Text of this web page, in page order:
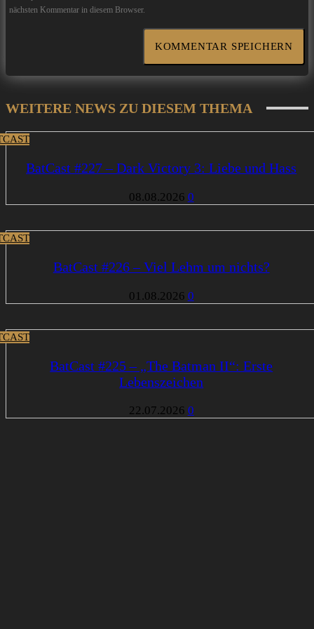
nächsten Kommentar in diesem Browser.
WEITERE NEWS ZU DIESEM THEMA
BatCast #227 – Dark Victory 3: Liebe und Hass
08.08.2026 0
BatCast #226 – Viel Lehm um nichts?
01.08.2026 0
BatCast #225 – „The Batman II“: Erste
Lebenszeichen
22.07.2026 0